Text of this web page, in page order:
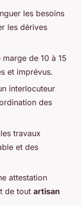
les besoins
les dérives
de 10 à 15
et imprévus.
interlocuteur
des
travaux
et des
attestation
de tout artisan